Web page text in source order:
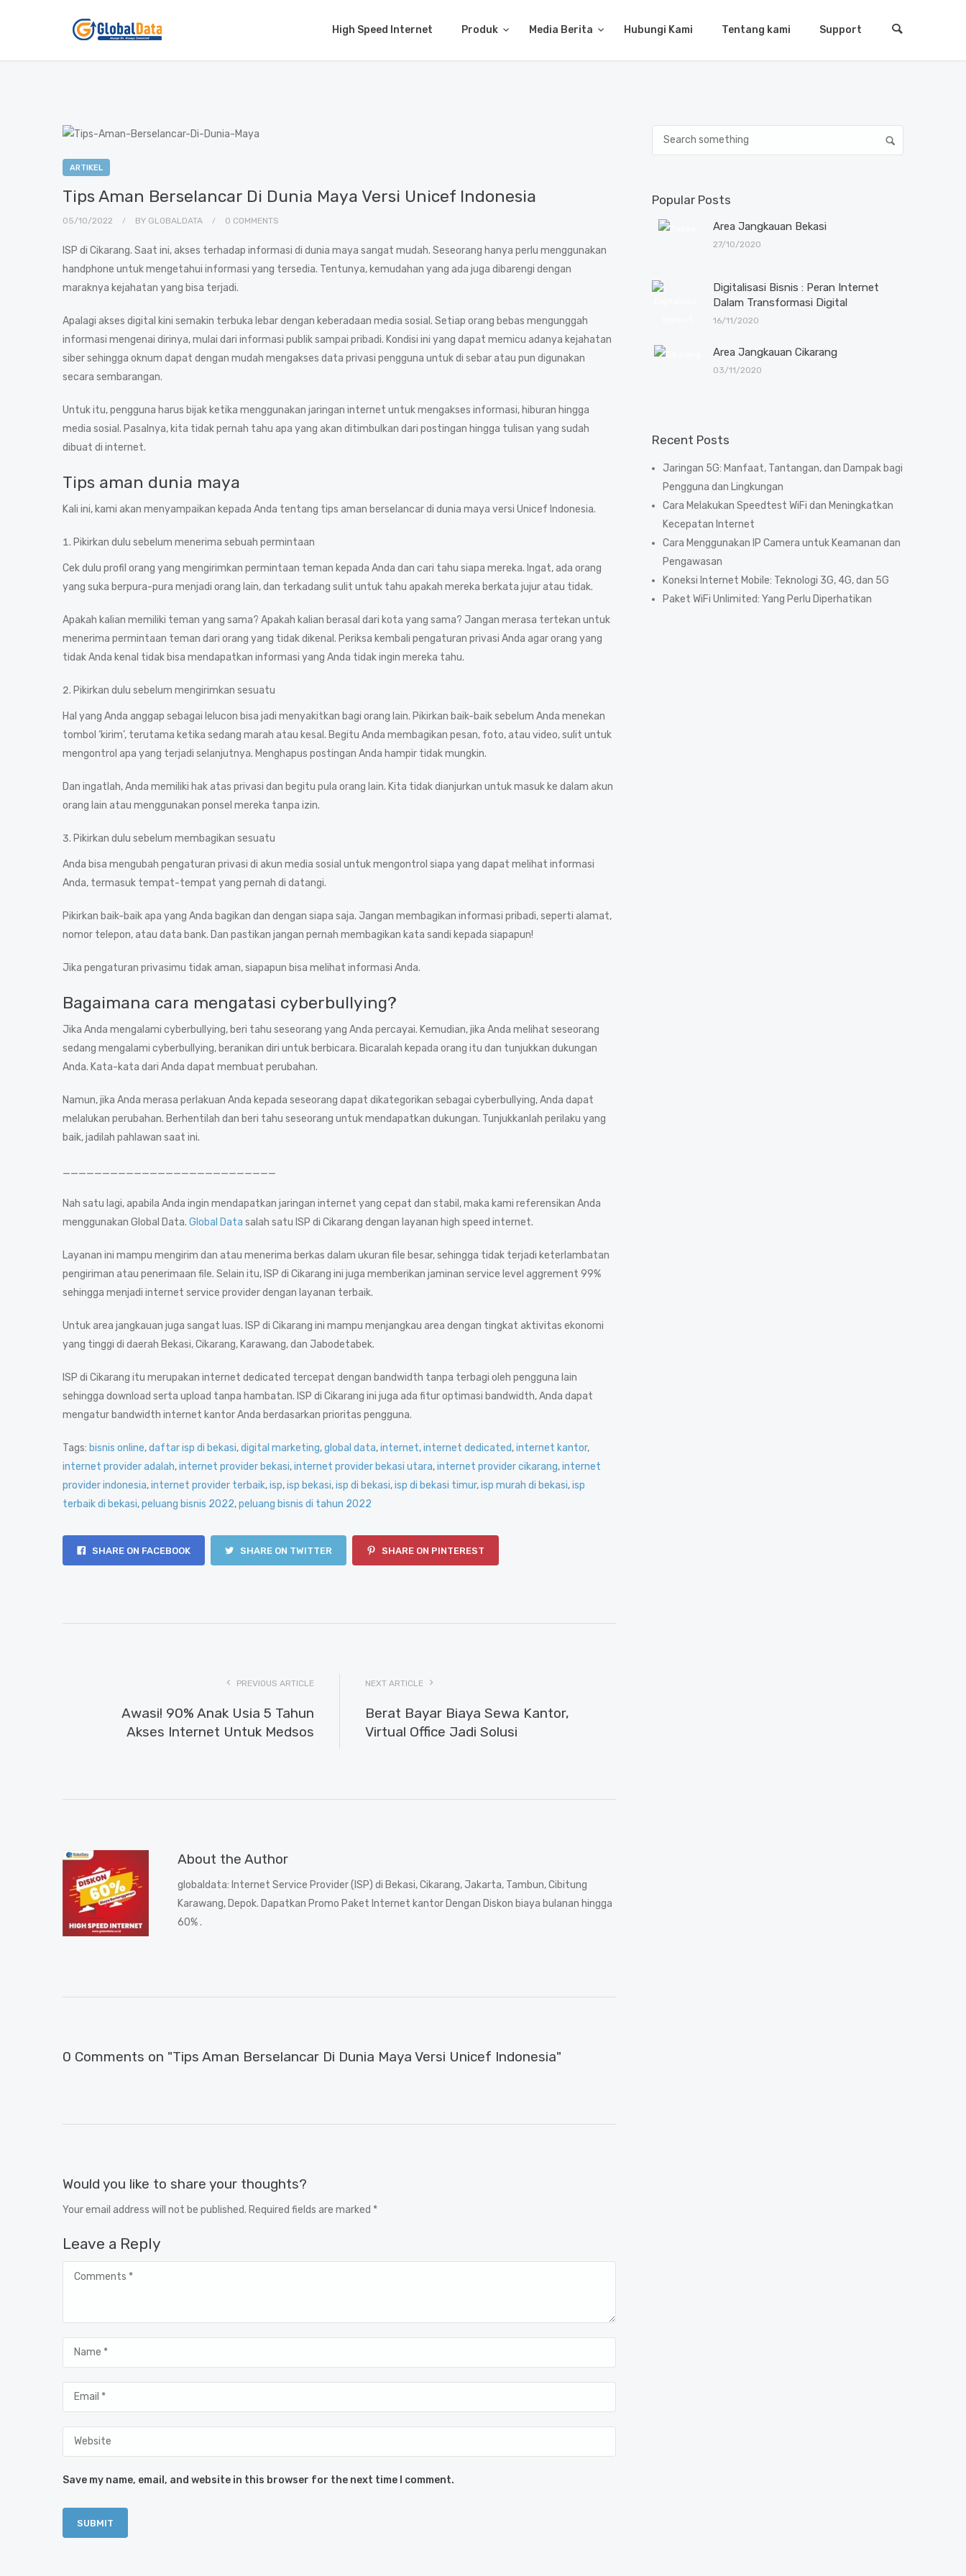
High Speed Internet Produk Media Berita Hubungi Kami Tentang kami Support
ARTIKEL
Tips Aman Berselancar Di Dunia Maya Versi Unicef Indonesia
05/10/2022 BY GLOBALDATA 0 COMMENTS
ISP di Cikarang. Saat ini, akses terhadap informasi di dunia maya sangat mudah. Seseorang hanya perlu menggunakan
handphone untuk mengetahui informasi yang tersedia. Tentunya, kemudahan yang ada juga dibarengi dengan
maraknya kejahatan yang bisa terjadi.
Apalagi akses digital kini semakin terbuka lebar dengan keberadaan media sosial. Setiap orang bebas mengunggah
informasi mengenai dirinya, mulai dari informasi publik sampai pribadi. Kondisi ini yang dapat memicu adanya kejahatan
siber sehingga oknum dapat dengan mudah mengakses data privasi pengguna untuk di sebar atau pun digunakan
secara sembarangan.
Untuk itu, pengguna harus bijak ketika menggunakan jaringan internet untuk mengakses informasi, hiburan hingga
media sosial. Pasalnya, kita tidak pernah tahu apa yang akan ditimbulkan dari postingan hingga tulisan yang sudah
dibuat di internet.
Tips aman dunia maya
Kali ini, kami akan menyampaikan kepada Anda tentang tips aman berselancar di dunia maya versi Unicef Indonesia.
Pikirkan dulu sebelum menerima sebuah permintaan
Cek dulu profil orang yang mengirimkan permintaan teman kepada Anda dan cari tahu siapa mereka. Ingat, ada orang
yang suka berpura-pura menjadi orang lain, dan terkadang sulit untuk tahu apakah mereka berkata jujur atau tidak.
Apakah kalian memiliki teman yang sama? Apakah kalian berasal dari kota yang sama? Jangan merasa tertekan untuk
menerima permintaan teman dari orang yang tidak dikenal. Periksa kembali pengaturan privasi Anda agar orang yang
tidak Anda kenal tidak bisa mendapatkan informasi yang Anda tidak ingin mereka tahu.
Pikirkan dulu sebelum mengirimkan sesuatu
Hal yang Anda anggap sebagai lelucon bisa jadi menyakitkan bagi orang lain. Pikirkan baik-baik sebelum Anda menekan
tombol ‘kirim’, terutama ketika sedang marah atau kesal. Begitu Anda membagikan pesan, foto, atau video, sulit untuk
mengontrol apa yang terjadi selanjutnya. Menghapus postingan Anda hampir tidak mungkin.
Dan ingatlah, Anda memiliki hak atas privasi dan begitu pula orang lain. Kita tidak dianjurkan untuk masuk ke dalam akun
orang lain atau menggunakan ponsel mereka tanpa izin.
Pikirkan dulu sebelum membagikan sesuatu
Anda bisa mengubah pengaturan privasi di akun media sosial untuk mengontrol siapa yang dapat melihat informasi
Anda, termasuk tempat-tempat yang pernah di datangi.
Pikirkan baik-baik apa yang Anda bagikan dan dengan siapa saja. Jangan membagikan informasi pribadi, seperti alamat,
nomor telepon, atau data bank. Dan pastikan jangan pernah membagikan kata sandi kepada siapapun!
Jika pengaturan privasimu tidak aman, siapapun bisa melihat informasi Anda.
Bagaimana cara mengatasi cyberbullying?
Jika Anda mengalami cyberbullying, beri tahu seseorang yang Anda percayai. Kemudian, jika Anda melihat seseorang
sedang mengalami cyberbullying, beranikan diri untuk berbicara. Bicaralah kepada orang itu dan tunjukkan dukungan
Anda. Kata-kata dari Anda dapat membuat perubahan.
Namun, jika Anda merasa perlakuan Anda kepada seseorang dapat dikategorikan sebagai cyberbullying, Anda dapat
melalukan perubahan. Berhentilah dan beri tahu seseorang untuk mendapatkan dukungan. Tunjukkanlah perilaku yang
baik, jadilah pahlawan saat ini.
___________________________
Nah satu lagi, apabila Anda ingin mendapatkan jaringan internet yang cepat dan stabil, maka kami referensikan Anda
menggunakan Global Data. Global Data salah satu ISP di Cikarang dengan layanan high speed internet.
Layanan ini mampu mengirim dan atau menerima berkas dalam ukuran file besar, sehingga tidak terjadi keterlambatan
pengiriman atau penerimaan file. Selain itu, ISP di Cikarang ini juga memberikan jaminan service level aggrement 99%
sehingga menjadi internet service provider dengan layanan terbaik.
Untuk area jangkauan juga sangat luas. ISP di Cikarang ini mampu menjangkau area dengan tingkat aktivitas ekonomi
yang tinggi di daerah Bekasi, Cikarang, Karawang, dan Jabodetabek.
ISP di Cikarang itu merupakan internet dedicated tercepat dengan bandwidth tanpa terbagi oleh pengguna lain
sehingga download serta upload tanpa hambatan. ISP di Cikarang ini juga ada fitur optimasi bandwidth, Anda dapat
mengatur bandwidth internet kantor Anda berdasarkan prioritas pengguna.
Tags: bisnis online,daftar isp di bekasi,digital marketing,global data,internet,internet dedicated,internet kantor,
internet provider adalah,internet provider bekasi,internet provider bekasi utara,internet provider cikarang,internet
provider indonesia,internet provider terbaik,isp,isp bekasi,isp di bekasi,isp di bekasi timur,isp murah di bekasi,isp
terbaik di bekasi,peluang bisnis 2022,peluang bisnis di tahun 2022
SHARE ON FACEBOOK SHARE ON TWITTER SHARE ON PINTEREST
PREVIOUS ARTICLE
Awasi! 90% Anak Usia 5 Tahun
Akses Internet Untuk Medsos
NEXT ARTICLE
Berat Bayar Biaya Sewa Kantor,
Virtual Office Jadi Solusi
About the Author
globaldata: Internet Service Provider (ISP) di Bekasi, Cikarang, Jakarta, Tambun, Cibitung
Karawang, Depok. Dapatkan Promo Paket Internet kantor Dengan Diskon biaya bulanan hingga
60% .
0 Comments on "Tips Aman Berselancar Di Dunia Maya Versi Unicef Indonesia"
Would you like to share your thoughts?
Your email address will not be published. Required fields are marked *
Leave a Reply
Save my name, email, and website in this browser for the next time I comment.
Popular Posts
Area Jangkauan Bekasi
27/10/2020
Digitalisasi Bisnis : Peran Internet
Dalam Transformasi Digital
16/11/2020
Area Jangkauan Cikarang
03/11/2020
Recent Posts
Jaringan 5G: Manfaat, Tantangan, dan Dampak bagi
Pengguna dan Lingkungan
Cara Melakukan Speedtest WiFi dan Meningkatkan
Kecepatan Internet
Cara Menggunakan IP Camera untuk Keamanan dan
Pengawasan
Koneksi Internet Mobile: Teknologi 3G, 4G, dan 5G
Paket WiFi Unlimited: Yang Perlu Diperhatikan